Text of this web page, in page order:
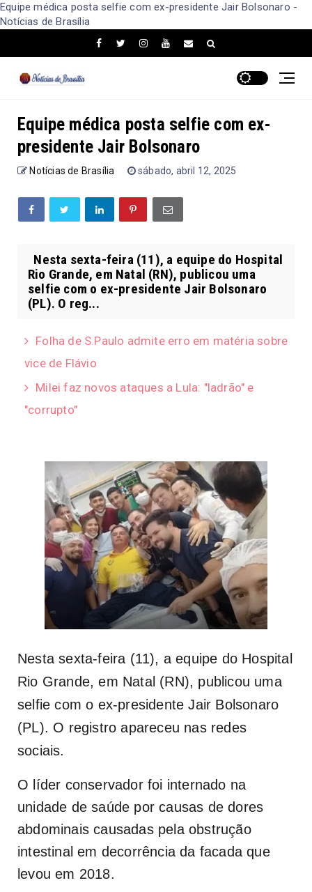
Equipe médica posta selfie com ex-presidente Jair Bolsonaro -
Notícias de Brasília
Equipe médica posta selfie com ex-
presidente Jair Bolsonaro
Notícias de Brasília sábado, abril 12, 2025
Nesta sexta-feira (11), a equipe do Hospital
Rio Grande, em Natal (RN), publicou uma
selfie com o ex-presidente Jair Bolsonaro
(PL). O reg...
Folha de S.Paulo admite erro em matéria sobre
vice de Flávio
Milei faz novos ataques a Lula: "ladrão" e
"corrupto"
Nesta sexta-feira (11), a equipe do Hospital
Rio Grande, em Natal (RN), publicou uma
selfie com o ex-presidente Jair Bolsonaro
(PL). O registro apareceu nas redes
sociais.
O líder conservador foi internado na
unidade de saúde por causas de dores
abdominais causadas pela obstrução
intestinal em decorrência da facada que
levou em 2018.